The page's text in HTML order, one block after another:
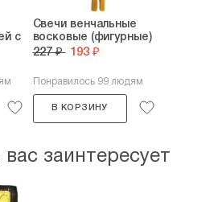
с
Свечи венчальные
восковые (фигурные)
227 ₽ 193 ₽
Понравилось 99 людям
В КОРЗИНУ
заинтересует